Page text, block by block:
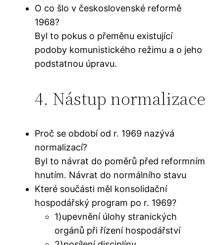
O co šlo v československé reformě
1968?
Byl to pokus o přeměnu existující
podoby komunistického režimu a o jeho
podstatnou úpravu.
4. Nástup normalizace
Proč se období od r. 1969 nazývá
normalizací?
Byl to návrat do poměrů před reformním
hnutím. Návrat do normálního stavu
Které součásti měl konsolidační
hospodářský program po r. 1969?
1)upevnění úlohy stranických
orgánů při řízení hospodářství